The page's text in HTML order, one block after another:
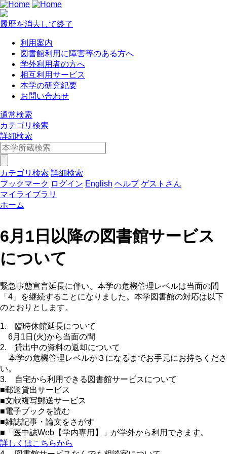
履歴を消去して終了
利用案内
図書館利用に障害等のある方へ
学外利用者の方へ
相互利用サービス
本学の研究紀要
お問い合わせ
通常検索
カテゴリ検索
詳細検索
カテゴリ検索 詳細検索
ブックマーク ログイン English ヘルプ ゲストさん
マイライブラリ
ホーム
6月1日以降の図書館サービス
について
緊急事態宣言延長に伴い、本学の危機管理レベルは当面の間
「4」を継続することになりました。本学図書館の対応は以下
のとおりとします。
1. 臨時休館延長について
6月1日(火)から当面の間
2. 貸出中の資料の返却について
本学の危機管理レベルが３になるまでお手元にお持ちくださ
い。
3. 自宅から利用できる図書館サービスについて
■郵送貸出サービス
■文献複写郵送サービス
■電子ブックを読む
■雑誌記事・論文をさがす
■「医中誌Web【学内専用】」が学外から利用できます。
詳しくはこちらから